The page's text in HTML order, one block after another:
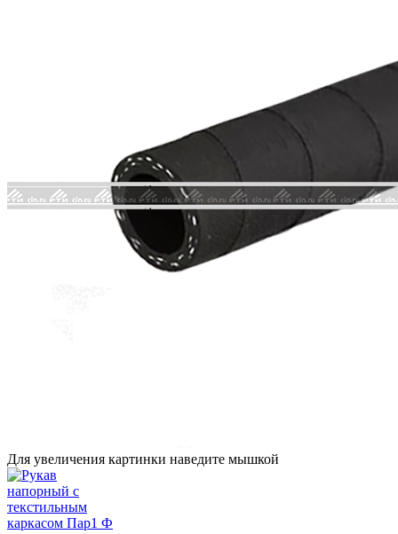
Для увеличения картинки наведите мышкой